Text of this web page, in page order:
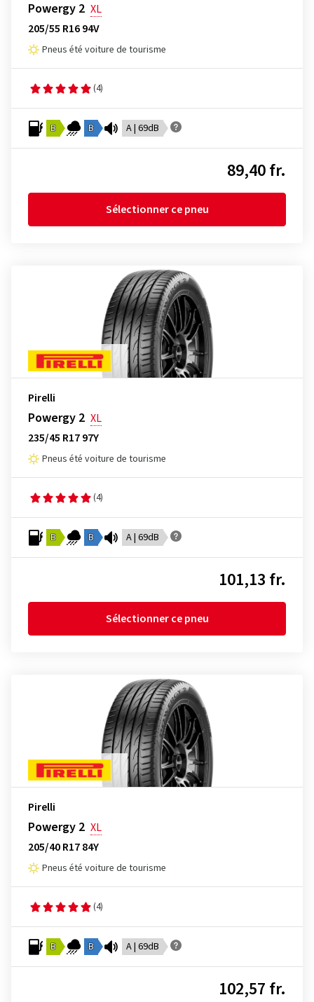
Powergy 2 XL
205/55 R16 94V
Pneus été voiture de tourisme
(4)
B B A | 69dB
89,40 fr.
Sélectionner ce pneu
Pirelli
Powergy 2 XL
235/45 R17 97Y
Pneus été voiture de tourisme
(4)
B B A | 69dB
101,13 fr.
Sélectionner ce pneu
Pirelli
Powergy 2 XL
205/40 R17 84Y
Pneus été voiture de tourisme
(4)
B B A | 69dB
102,57 fr.